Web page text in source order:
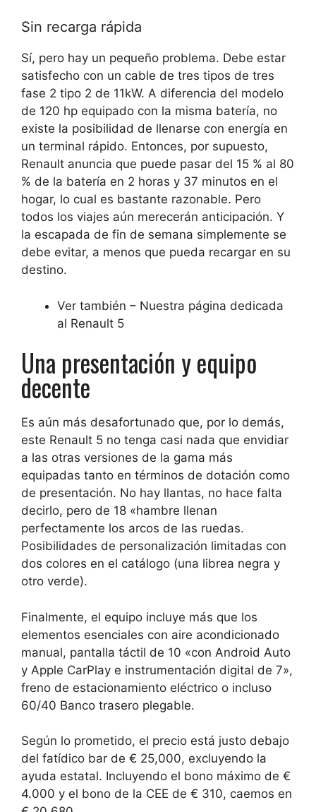
Sin recarga rápida
Sí, pero hay un pequeño problema. Debe estar
satisfecho con un cable de tres tipos de tres
fase 2 tipo 2 de 11kW. A diferencia del modelo
de 120 hp equipado con la misma batería, no
existe la posibilidad de llenarse con energía en
un terminal rápido. Entonces, por supuesto,
Renault anuncia que puede pasar del 15 % al 80
% de la batería en 2 horas y 37 minutos en el
hogar, lo cual es bastante razonable. Pero
todos los viajes aún merecerán anticipación. Y
la escapada de fin de semana simplemente se
debe evitar, a menos que pueda recargar en su
destino.
Ver también – Nuestra página dedicada
al Renault 5
Una presentación y equipo
decente
Es aún más desafortunado que, por lo demás,
este Renault 5 no tenga casi nada que envidiar
a las otras versiones de la gama más
equipadas tanto en términos de dotación como
de presentación. No hay llantas, no hace falta
decirlo, pero de 18 «hambre llenan
perfectamente los arcos de las ruedas.
Posibilidades de personalización limitadas con
dos colores en el catálogo (una librea negra y
otro verde).
Finalmente, el equipo incluye más que los
elementos esenciales con aire acondicionado
manual, pantalla táctil de 10 «con Android Auto
y Apple CarPlay e instrumentación digital de 7»,
freno de estacionamiento eléctrico o incluso
60/40 Banco trasero plegable.
Según lo prometido, el precio está justo debajo
del fatídico bar de € 25,000, excluyendo la
ayuda estatal. Incluyendo el bono máximo de €
4.000 y el bono de la CEE de € 310, caemos en